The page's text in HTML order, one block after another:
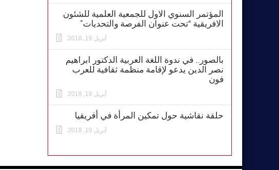
المؤتمر السنوي الاول للجمعية العلمية للشئون
الافريقية “تحت عنوان الفرصة والتحديات”
أبريل 19, 2018
بالصور.. في ندوة اللغة العربية الدكتور ابراهيم
نصر الدين يدعو لإقامة منظمة ثقافية للعرب
فون
أبريل 19, 2018
حلقة نقاشية حول تمكين المرأة في أفريقيا
أبريل 19, 2018